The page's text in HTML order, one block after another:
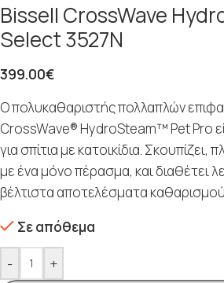
Bissell CrossWave
Select 3527N
399.00€
Ο πολυκαθαριστής πολλαπλών
CrossWave® HydroSteam™ Pet Pro
για σπίτια με κατοικίδια. Σκουπίζει,
με ένα μόνο πέρασμα, και διαθέτει
βέλτιστα αποτελέσματα
Σε απόθεμα
- +